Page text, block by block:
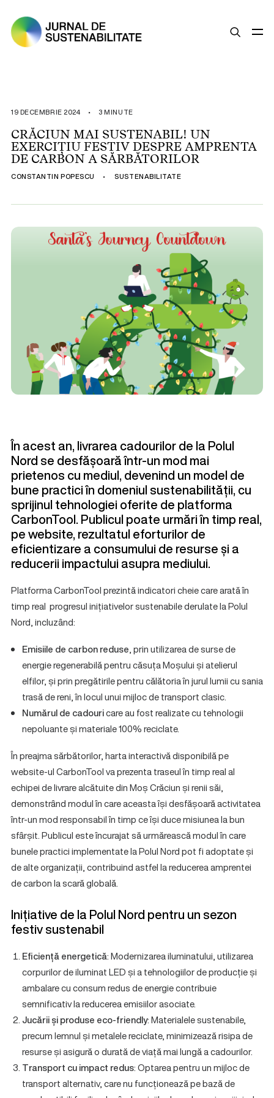
ȘTIRI
OPINII
ESG
COMPANII SUSTENABILE
19 DECEMBRIE 2024 • 3 MINUTE
CRĂCIUN MAI SUSTENABIL! UN
EXERCIȚIU FESTIV DESPRE AMPRENTA
DE CARBON A SĂRBĂTORILOR
CONSTANTIN POPESCU • SUSTENABILITATE
În acest an, livrarea cadourilor de la Polul
Nord se desfășoară într-un mod mai
prietenos cu mediul, devenind un model de
bune practici în domeniul sustenabilității, cu
sprijinul tehnologiei oferite de platforma
CarbonTool. Publicul poate urmări în timp real,
pe website, rezultatul eforturilor de
eficientizare a consumului de resurse și a
reducerii impactului asupra mediului.
Platforma CarbonTool prezintă indicatori cheie care arată în
timp real progresul inițiativelor sustenabile derulate la Polul
Nord, incluzând:
Emisiile de carbon reduse, prin utilizarea de surse de
energie regenerabilă pentru căsuța Moșului și atelierul
elfilor, și prin pregătirile pentru călătoria în jurul lumii cu sania
trasă de reni, în locul unui mijloc de transport clasic.
Numărul de cadouricare au fost realizate cu tehnologii
nepoluante și materiale 100% reciclate.
În preajma sărbătorilor, harta interactivă disponibilă pe
website-ul CarbonTool va prezenta traseul în timp real al
echipei de livrare alcătuite din Moș Crăciun și renii săi,
demonstrând modul în care aceasta își desfășoară activitatea
într-un mod responsabil în timp ce își duce misiunea la bun
sfârșit. Publicul este încurajat să urmărească modul în care
bunele practici implementate la Polul Nord pot fi adoptate și
de alte organizații, contribuind astfel la reducerea amprentei
de carbon la scară globală.
Inițiative de la Polul Nord pentru un sezon
festiv sustenabil
Eficiență energetică: Modernizarea iluminatului, utilizarea
corpurilor de iluminat LED și a tehnologiilor de producție și
ambalare cu consum redus de energie contribuie
semnificativ la reducerea emisiilor asociate.
Jucării și produse eco-friendly: Materialele sustenabile,
precum lemnul și metalele reciclate, minimizează risipa de
resurse și asigură o durată de viață mai lungă a cadourilor.
Transport cu impact redus: Optarea pentru un mijloc de
transport alternativ, care nu funcționează pe bază de